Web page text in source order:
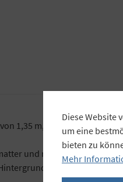
1,35 m, 2,72 m oder 3,55 m.
und reflexfreier
bleibt so glatt,
Diese Website
um eine
bieten zu
Mehr